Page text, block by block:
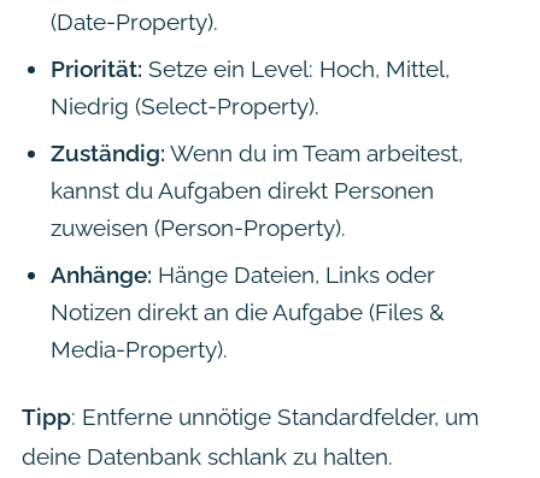
(Date-Property).
Priorität: Setze ein Level: Hoch, Mittel,
Niedrig (Select-Property).
Zuständig: Wenn du im Team arbeitest,
kannst du Aufgaben direkt Personen
zuweisen (Person-Property).
Anhänge: Hänge Dateien, Links oder
Notizen direkt an die Aufgabe (Files &
Media-Property).
Tipp: Entferne unnötige Standardfelder, um
deine Datenbank schlank zu halten.